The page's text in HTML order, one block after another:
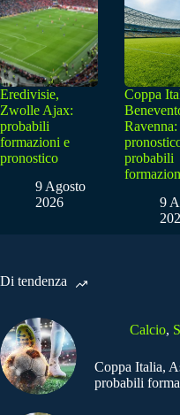
Eredivisie,
Zwolle Ajax:
probabili
formazioni e
pronostico
9 Agosto
2026
Coppa
Ravenna:
probabili
9
Di tendenza
Calcio,
Coppa Italia,
probabili